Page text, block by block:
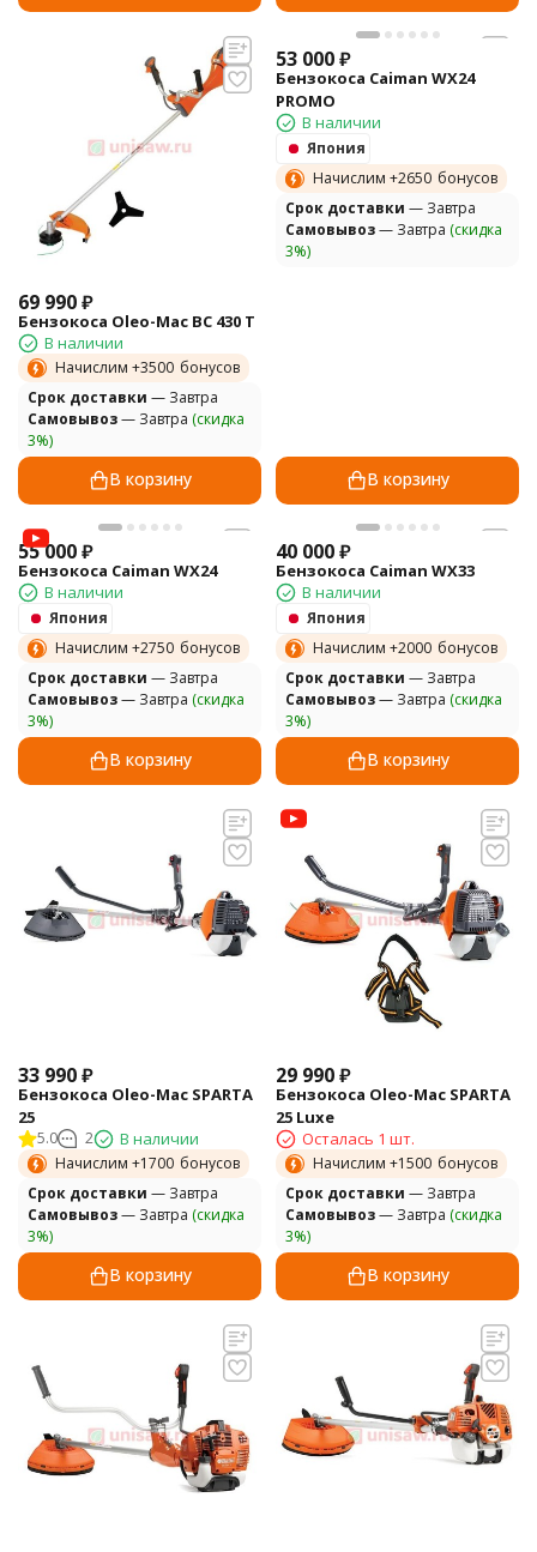
69 990₽
Бензокоса Oleo-Mac BC 430 T
В наличии
Начислим +3500 бонусов
Cрок доставки — Завтра
Самовывоз— Завтра (скидка
3%)
В корзину
53 000₽
Бензокоса Caiman WX24
PROMO
В наличии
Япония
Начислим +2650 бонусов
Cрок доставки — Завтра
Самовывоз— Завтра (скидка
3%)
В корзину
55 000₽
Бензокоса Caiman WX24
В наличии
Япония
Начислим +2750 бонусов
Cрок доставки — Завтра
Самовывоз— Завтра (скидка
3%)
В корзину
40 000₽
Бензокоса Caiman WX33
В наличии
Япония
Начислим +2000 бонусов
Cрок доставки — Завтра
Самовывоз— Завтра (скидка
3%)
В корзину
33 990₽
Бензокоса Oleo-Mac SPARTA
25
5.0 2 В наличии
Начислим +1700 бонусов
Cрок доставки — Завтра
Самовывоз— Завтра (скидка
3%)
В корзину
29 990₽
Бензокоса Oleo-Mac SPARTA
25 Luxe
Осталась 1 шт.
Начислим +1500 бонусов
Cрок доставки — Завтра
Самовывоз— Завтра (скидка
3%)
В корзину